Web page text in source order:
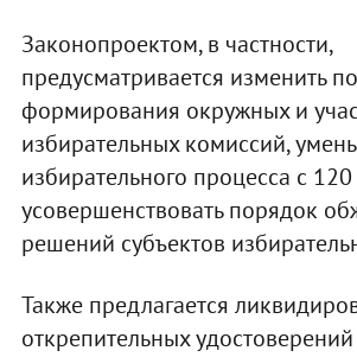
Законопроектом, в частности,
предусматривается изменить
формирования окружных и
избирательных комиссий,
избирательного процесса с
усовершенствовать порядок
решений субъектов
Также предлагается
открепительных